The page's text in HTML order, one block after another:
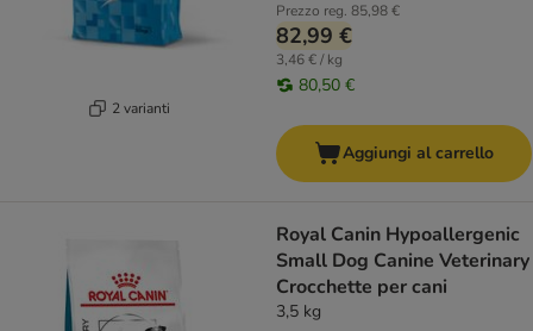
2 varianti
Prezzo reg. 85,98 €
82,99 €
3,46 € / kg
80,50 €
Aggiungi al carrello
Royal Canin Hypoallergenic
Small Dog Canine Veterinary
Crocchette per cani
3,5 kg